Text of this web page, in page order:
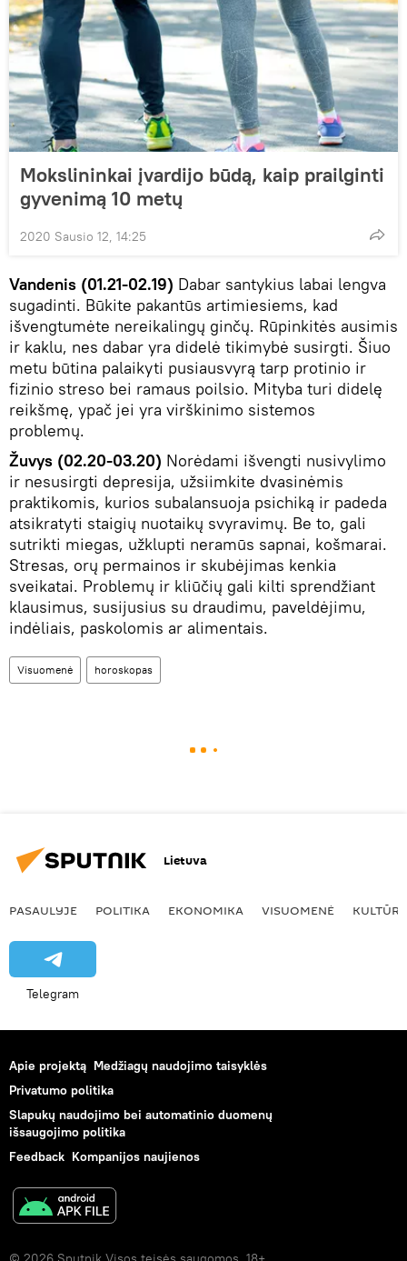
Mokslininkai įvardijo būdą, kaip prailginti
gyvenimą 10 metų
2020 Sausio 12, 14:25
Vandenis (01.21-02.19) Dabar santykius labai lengva
sugadinti. Būkite pakantūs artimiesiems, kad
išvengtumėte nereikalingų ginčų. Rūpinkitės ausimis
ir kaklu, nes dabar yra didelė tikimybė susirgti. Šiuo
metu būtina palaikyti pusiausvyrą tarp protinio ir
fizinio streso bei ramaus poilsio. Mityba turi didelę
reikšmę, ypač jei yra virškinimo sistemos
problemų.
Žuvys (02.20-03.20) Norėdami išvengti nusivylimo
ir nesusirgti depresija, užsiimkite dvasinėmis
praktikomis, kurios subalansuoja psichiką ir padeda
atsikratyti staigių nuotaikų svyravimų. Be to, gali
sutrikti miegas, užklupti neramūs sapnai, košmarai.
Stresas, orų permainos ir skubėjimas kenkia
sveikatai. Problemų ir kliūčių gali kilti sprendžiant
klausimus, susijusius su draudimu, paveldėjimu,
indėliais, paskolomis ar alimentais.
Visuomenė horoskopas
Lietuva
PASAULYJE POLITIKA EKONOMIKA VISUOMENĖ KULTŪRA
Telegram
Apie projektą Medžiagų naudojimo taisyklės
Privatumo politika
Slapukų naudojimo bei automatinio duomenų
išsaugojimo politika
Feedback Kompanijos naujienos